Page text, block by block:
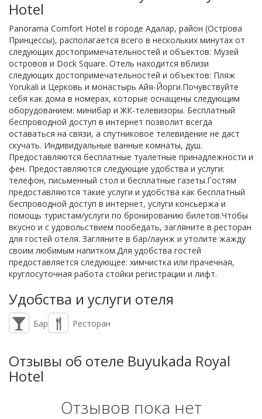
Hotel
Panorama Comfort Hotel в городе Адалар, район (Острова
Принцессы), располагается всего в нескольких минутах от
следующих достопримечательностей и объектов: Музей
островов и Dock Square. Отель находится вблизи
следующих достопримечательностей и объектов: Пляж
Yorukali и Церковь и монастырь Айя-Йорги.Почувствуйте
себя как дома в номерах, которые оснащены следующим
оборудованием: минибар и ЖК-телевизоры. Бесплатный
беспроводной доступ в интернет позволит всегда
оставаться на связи, а спутниковое телевидение не даст
скучать. Индивидуальные ванные комнаты, душ.
Предоставляются бесплатные туалетные принадлежности и
фен. Предоставляются следующие удобства и услуги:
телефон, письменный стол и бесплатные газеты.Гостям
предоставляются такие услуги и удобства как бесплатный
беспроводной доступ в интернет, услуги консьержа и
помощь туристам/услуги по бронированию билетов.Чтобы
вкусно и с удовольствием пообедать, загляните в ресторан
для гостей отеля. Загляните в бар/лаунж и утолите жажду
своим любимым напитком.Для удобства гостей
предоставляется следующее: химчистка или прачечная,
круглосуточная работа стойки регистрации и лифт.
Удобства и услуги отеля
Бар Ресторан
Отзывы об отеле Buyukada Royal
Hotel
Отзывов пока нет